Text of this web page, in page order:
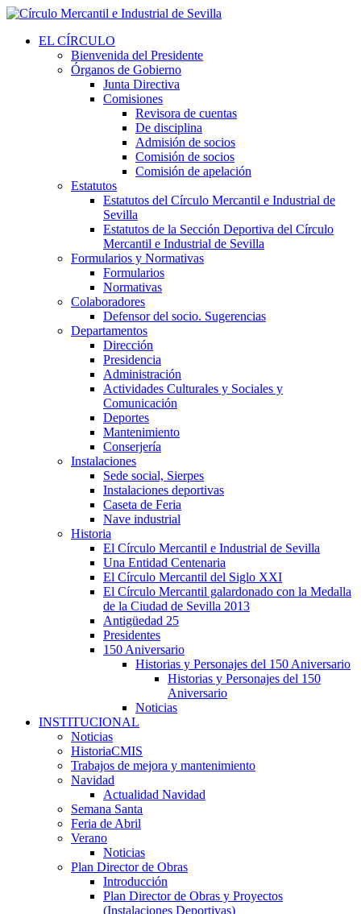
EL CÍRCULO
Bienvenida del Presidente
Órganos de Gobierno
Junta Directiva
Comisiones
Revisora de cuentas
De disciplina
Admisión de socios
Comisión de socios
Comisión de apelación
Estatutos
Estatutos del Círculo Mercantil e Industrial de
Sevilla
Estatutos de la Sección Deportiva del Círculo
Mercantil e Industrial de Sevilla
Formularios y Normativas
Formularios
Normativas
Colaboradores
Defensor del socio. Sugerencias
Departamentos
Dirección
Presidencia
Administración
Actividades Culturales y Sociales y
Comunicación
Deportes
Mantenimiento
Conserjería
Instalaciones
Sede social, Sierpes
Instalaciones deportivas
Caseta de Feria
Nave industrial
Historia
El Círculo Mercantil e Industrial de Sevilla
Una Entidad Centenaria
El Círculo Mercantil del Siglo XXI
El Círculo Mercantil galardonado con la Medalla
de la Ciudad de Sevilla 2013
Antigüedad 25
Presidentes
150 Aniversario
Historias y Personajes del 150 Aniversario
Historias y Personajes del 150
Aniversario
Noticias
INSTITUCIONAL
Noticias
HistoriaCMIS
Trabajos de mejora y mantenimiento
Navidad
Actualidad Navidad
Semana Santa
Feria de Abril
Verano
Noticias
Plan Director de Obras
Introducción
Plan Director de Obras y Proyectos
(Instalaciones Deportivas)